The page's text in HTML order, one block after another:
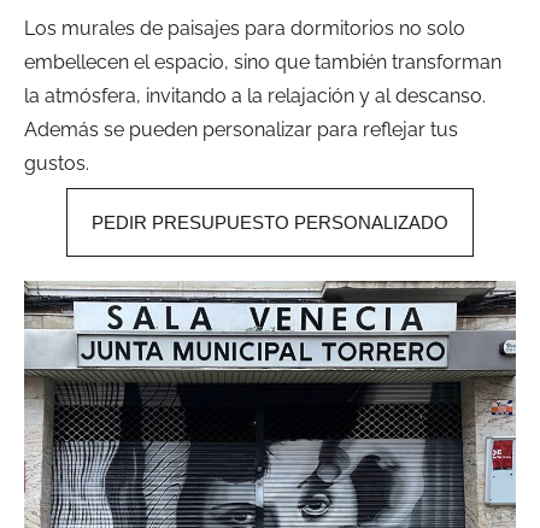
Los murales de paisajes para dormitorios no solo
embellecen el espacio, sino que también transforman
la atmósfera, invitando a la relajación y al descanso.
Además se pueden personalizar para reflejar tus
gustos.
PEDIR PRESUPUESTO PERSONALIZADO